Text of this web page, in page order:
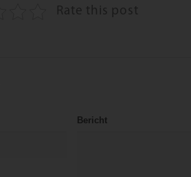
Rate this post
Bericht